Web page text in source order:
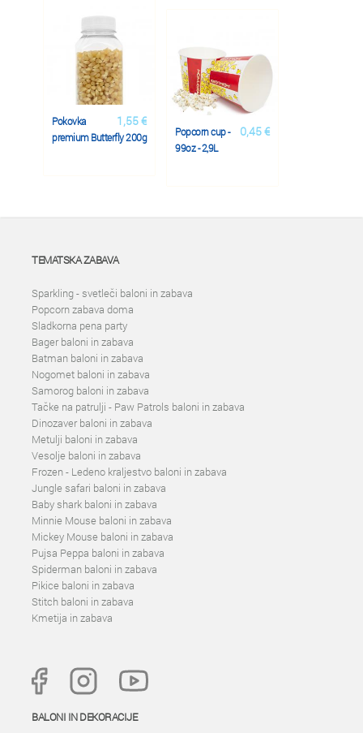
1,55 €
Pokovka
premium Butterfly 200g
0,45 €
Popcorn cup -
99oz - 2,9L
TEMATSKA ZABAVA
Sparkling - svetleči baloni in zabava
Popcorn zabava doma
Sladkorna pena party
Bager baloni in zabava
Batman baloni in zabava
Nogomet baloni in zabava
Samorog baloni in zabava
Tačke na patrulji - Paw Patrols baloni in zabava
Dinozaver baloni in zabava
Metulji baloni in zabava
Vesolje baloni in zabava
Frozen - Ledeno kraljestvo baloni in zabava
Jungle safari baloni in zabava
Baby shark baloni in zabava
Minnie Mouse baloni in zabava
Mickey Mouse baloni in zabava
Pujsa Peppa baloni in zabava
Spiderman baloni in zabava
Pikice baloni in zabava
Stitch baloni in zabava
Kmetija in zabava
BALONI IN DEKORACIJE